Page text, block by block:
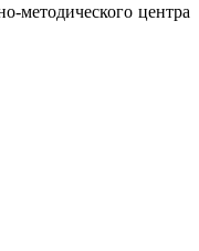
методического центра